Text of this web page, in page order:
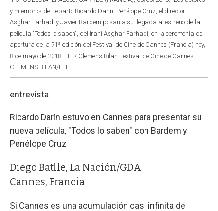
y miembros del reparto Ricardo Darin, Penélope Cruz, el director
Asghar Farhadi y Javier Bardem posan a su llegada al estreno de la
película "Todos lo saben", del iraní Asghar Farhadi, en la ceremonia de
apertura de la 71ª edición del Festival de Cine de Cannes (Francia) hoy,
8 de mayo de 2018. EFE/ Clemens Bilan Festival de Cine de Cannes
CLEMENS BILAN/EFE
entrevista
Ricardo Darín estuvo en Cannes para presentar su
nueva película, "Todos lo saben" con Bardem y
Penélope Cruz
Diego Batlle, La Nación/GDA
Cannes, Francia
Si Cannes es una acumulación casi infinita de